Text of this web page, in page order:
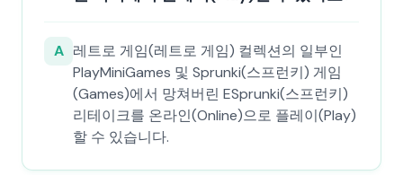
A 레트로 게임(레트로 게임) 컬렉션의 일부인
PlayMiniGames 및 Sprunki(스프런키) 게임
(Games)에서 망쳐버린 ESprunki(스프런키)
리테이크를 온라인(Online)으로 플레이(Play)
할 수 있습니다.